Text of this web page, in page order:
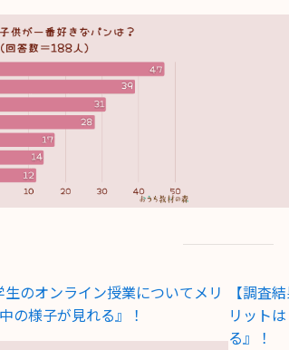
生のオンライン授業についてメリ
の様子が見れる』！
【調査
リット
る』！